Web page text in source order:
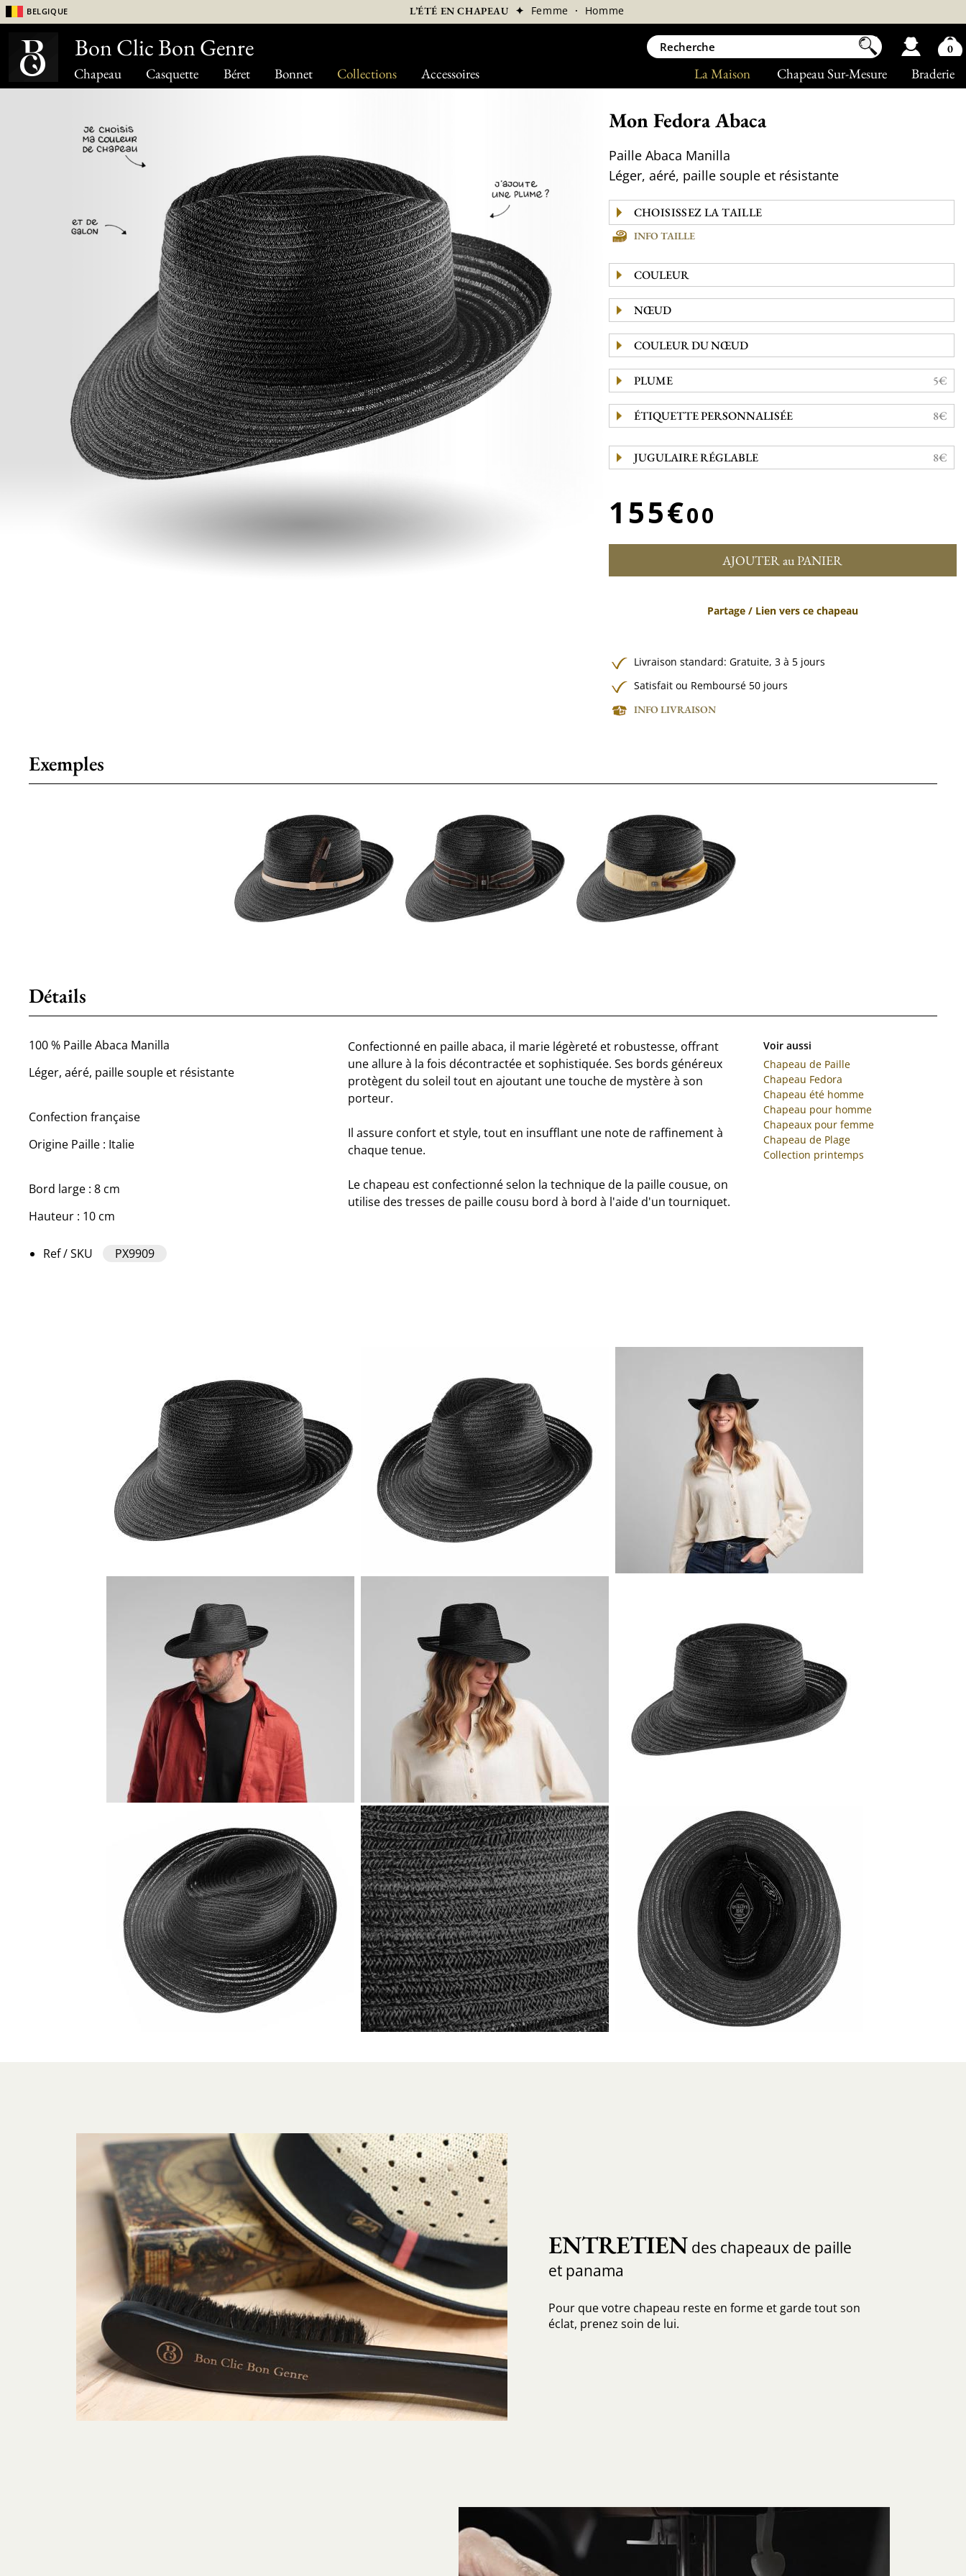
Chapeau Casquette Béret Bonnet Collections Accessoires Braderie
Chapeau Sur-Mesure
La Maison
Belgique L’ÉTÉ EN CHAPEAU ✦ Femme · Homme
Mon Fedora Abaca
Paille Abaca Manilla
Léger, aéré, paille souple et résistante
INFO TAILLE
COULEUR
NŒUD
COULEUR DU NŒUD
PLUME 5€
ÉTIQUETTE PERSONNALISÉE 8€
JUGULAIRE RÉGLABLE 8€
155€00
AJOUTER au PANIER
Partage / Lien vers ce chapeau
Livraison standard: Gratuite, 3 à 5 jours
Satisfait ou Remboursé 50 jours
INFO LIVRAISON
Exemples
Détails
100 % Paille Abaca Manilla
Léger, aéré, paille souple et résistante
Confection française
Origine Paille : Italie
Bord large : 8 cm
Hauteur : 10 cm
Ref / SKU PX9909
Confectionné en paille abaca, il marie légèreté et robustesse, offrant
une allure à la fois décontractée et sophistiquée. Ses bords généreux
protègent du soleil tout en ajoutant une touche de mystère à son
porteur.
Il assure confort et style, tout en insufflant une note de raffinement à
chaque tenue.
Le chapeau est confectionné selon la technique de la paille cousue, on
utilise des tresses de paille cousu bord à bord à l'aide d'un tourniquet.
Voir aussi
Chapeau de Paille
Chapeau Fedora
Chapeau été homme
Chapeau pour homme
Chapeaux pour femme
Chapeau de Plage
Collection printemps
ENTRETIEN des chapeaux de paille
et panama
Pour que votre chapeau reste en forme et garde tout son
éclat, prenez soin de lui.
Bon Clic Bon Genre 0